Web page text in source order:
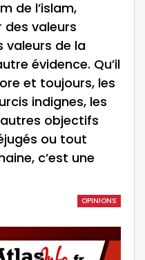
de l’islam,
valeurs
valeurs de la
évidence. Qu’il
et toujours, les
indignes, les
objectifs
ou tout
c’est une
OPINIONS